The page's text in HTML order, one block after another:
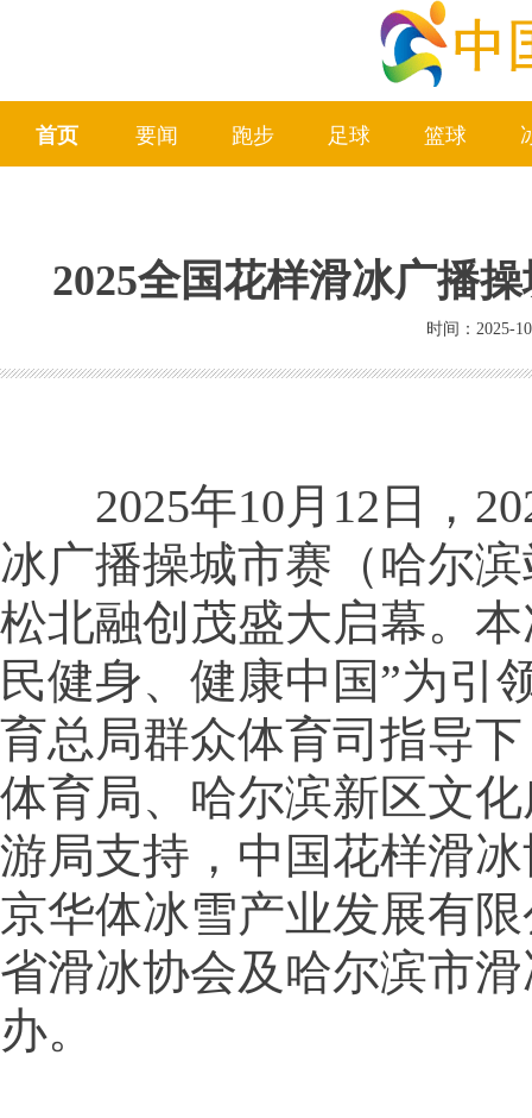
首页 要闻 跑步 足球 篮球
2025全国花样滑冰广播
时间：2025-
2025年10月12日，
冰广播操城市赛（哈尔
松北融创茂盛大启幕。
民健身、健康中国”为引
育总局群众体育司指导
体育局、哈尔滨新区文
游局支持，中国花样滑
京华体冰雪产业发展有
省滑冰协会及哈尔滨市
办。